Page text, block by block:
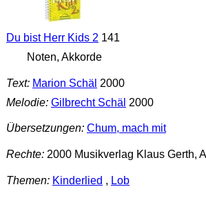
Du bist Herr Kids 2 141
Noten, Akkorde
Text: Marion Schäl 2000
Melodie: Gilbrecht Schäl 2000
Übersetzungen: Chum, mach mit
Rechte:2000 Musikverlag Klaus Gerth,
Themen: Kinderlied , Lob